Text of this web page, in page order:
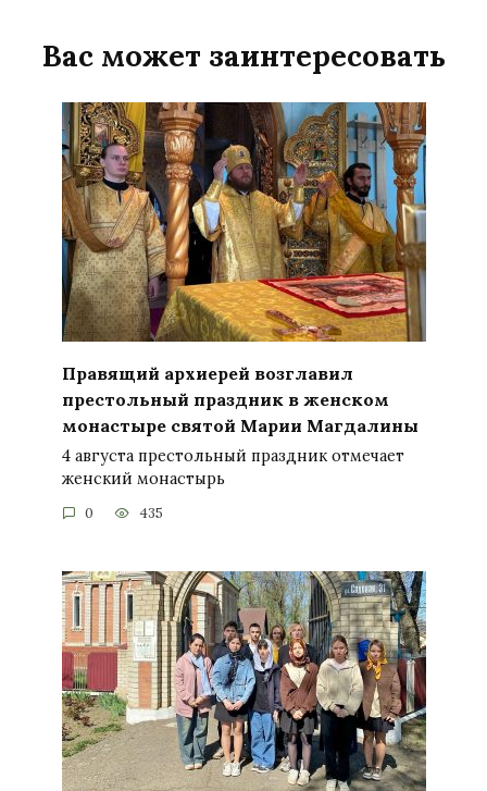
Вас может заинтересовать
Правящий архиерей возглавил
престольный праздник в женском
монастыре святой Марии Магдалины
4 августа престольный праздник отмечает
женский монастырь
0 435